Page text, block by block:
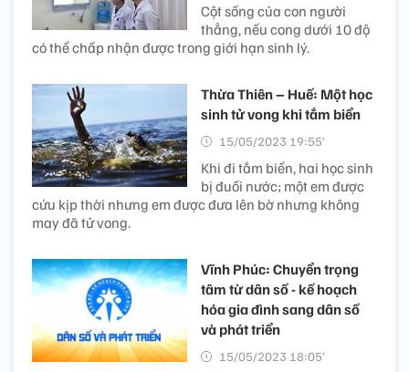
Cột sống của con người
thẳng, nếu cong dưới 10 độ
có thể chấp nhận được trong giới hạn sinh lý.
Thừa Thiên – Huế: Một học
sinh tử vong khi tắm biển
15/05/2023 19:55’
Khi đi tắm biển, hai học sinh
bị đuối nước; một em được
cứu kịp thời nhưng em được đưa lên bờ nhưng không
may đã tử vong.
Vĩnh Phúc: Chuyển trọng
tâm từ dân số - kế hoạch
hóa gia đình sang dân số
và phát triển
15/05/2023 18:05’